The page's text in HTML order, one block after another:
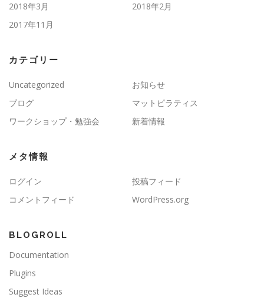
2018年3月
2018年2月
2017年11月
カテゴリー
Uncategorized
お知らせ
ブログ
マットピラティス
ワークショップ・勉強会
新着情報
メタ情報
ログイン
投稿フィード
コメントフィード
WordPress.org
BLOGROLL
Documentation
Plugins
Suggest Ideas